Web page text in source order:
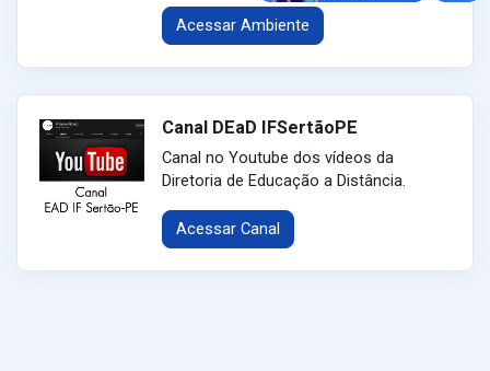
Acessar Ambiente
Canal DEaD IFSertãoPE
Canal no Youtube dos vídeos da
Diretoria de Educação a Distância.
Acessar Canal